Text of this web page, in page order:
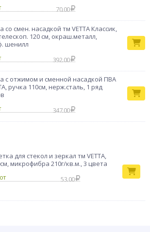
70.00
смен. насадкой тм VETTA Классик,
120 см, окраш.металл,
шенилл
392.00
с отжимом и сменной насадкой ПВА
ручка 110см, нерж.сталь, 1 ряд
347.00
для стекол и зеркал тм VETTA,
микрофибра 210г/кв.м., 3 цвета
53.00